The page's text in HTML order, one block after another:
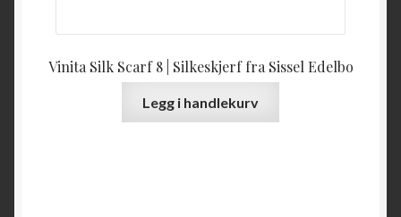
Vinita Silk Scarf 8 | Silkeskjerf fra Sissel Edelbo
Legg i handlekurv